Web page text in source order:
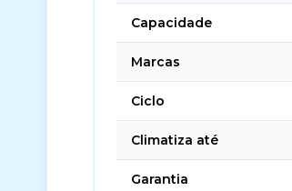
Capacidade
Marcas
Ciclo
Climatiza até
Garantia